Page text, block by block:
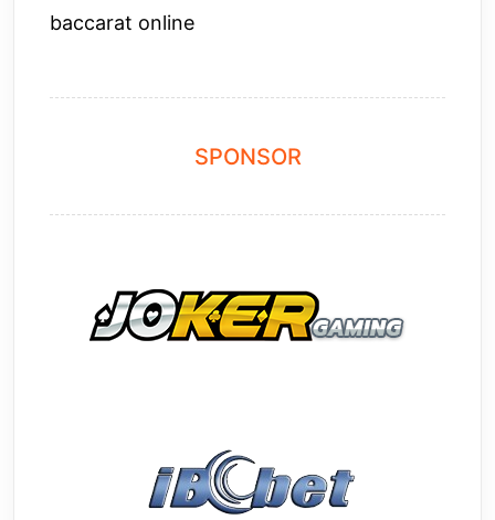
baccarat online
SPONSOR